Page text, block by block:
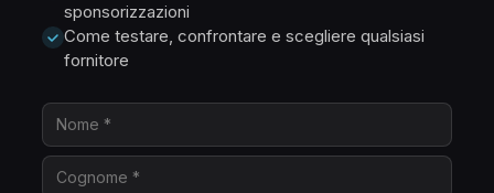
sponsorizzazioni
Come testare, confrontare e scegliere qualsiasi
fornitore